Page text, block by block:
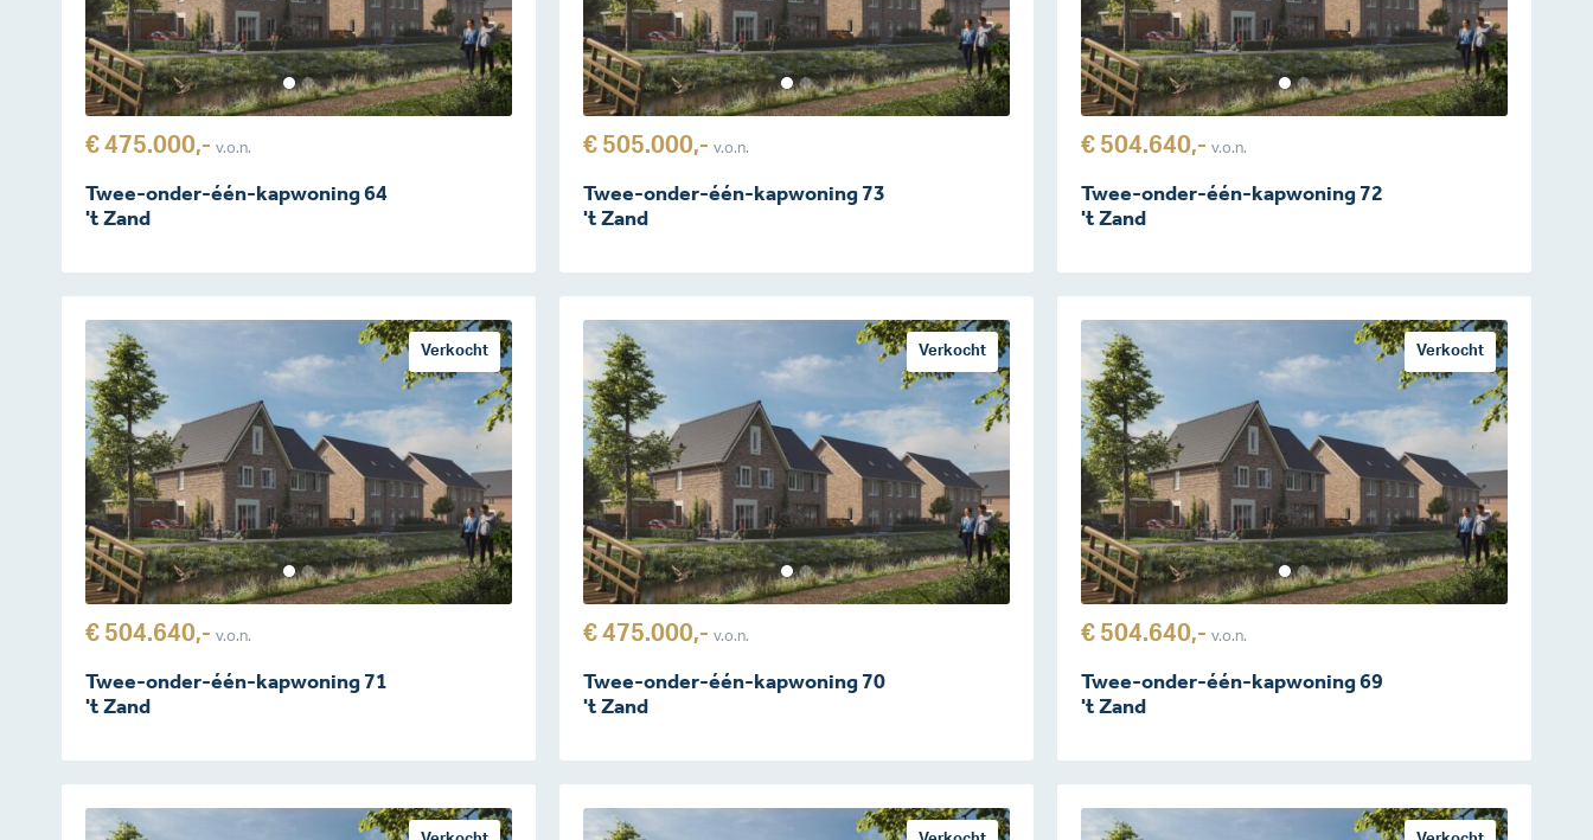
€ 475.000,- v.o.n.
Twee-onder-één-kapwoning 64
't Zand
€ 505.000,- v.o.n.
Twee-onder-één-kapwoning 73
't Zand
€ 504.640,- v.o.n.
Twee-onder-één-kapwoning 72
't Zand
Verkocht
€ 504.640,- v.o.n.
Twee-onder-één-kapwoning 71
't Zand
Verkocht
€ 475.000,- v.o.n.
Twee-onder-één-kapwoning 70
't Zand
Verkocht
€ 504.640,- v.o.n.
Twee-onder-één-kapwoning 69
't Zand